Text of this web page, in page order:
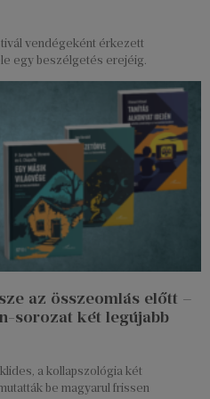
vendégeként érkezett
egy beszélgetés erejéig.
az összeomlás előtt –
sorozat két legújabb
a kollapszológia két
be magyarul frissen